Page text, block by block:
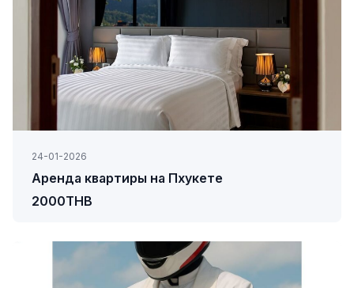
24-01-2026
Аренда квартиры на Пхукете
2000THB